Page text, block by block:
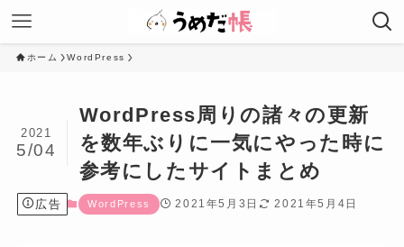
ホーム WordPress
WordPress周りの諸々の更新
を数年ぶりに一気にやった時に
参考にしたサイトまとめ
2021
5/04
広告 WordPress 2021年5月3日 2021年5月4日